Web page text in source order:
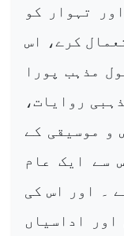
تہوار کو
کرے، اس
مذہب پورا
روایات،
و موسیقی کے
سے ایک عام
۔ اور اس کی
اور اداسیاں